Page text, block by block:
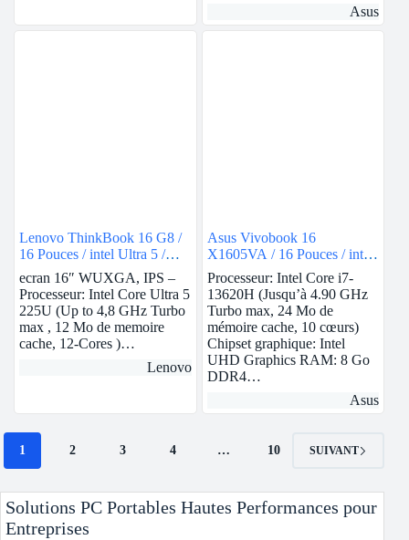
Asus
Lenovo ThinkBook 16 G8 /
16 Pouces / intel Ultra 5 /
RAM 8Go / 512Go SSD /
Intel Graphics
ecran 16″ WUXGA, IPS –
Processeur: Intel Core Ultra 5
225U (Up to 4,8 GHz Turbo
max , 12 Mo de memoire
cache, 12-Cores )…
Lenovo
Asus Vivobook 16
X1605VA / 16 Pouces / intel
i7 / RAM 8Go / 512Go SSD
/ Intel UHD
Processeur: Intel Core i7-
13620H (Jusqu’à 4.90 GHz
Turbo max, 24 Mo de
mémoire cache, 10 cœurs)
Chipset graphique: Intel
UHD Graphics RAM: 8 Go
DDR4…
Asus
1 2 3 4 … 10 SUIVANT
Solutions PC Portables Hautes Performances pour
Entreprises